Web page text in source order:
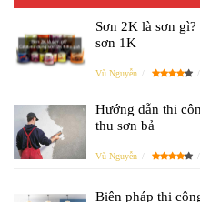
Sơn 2K là sơn
sơn 1K
Vũ Nguyễn
Hướng dẫn thi
thu sơn bả
Vũ Nguyễn
Biện pháp thi